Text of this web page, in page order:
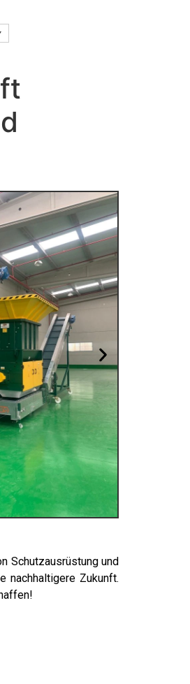
Schutzausrüstung und
nachhaltigere Zukunft.